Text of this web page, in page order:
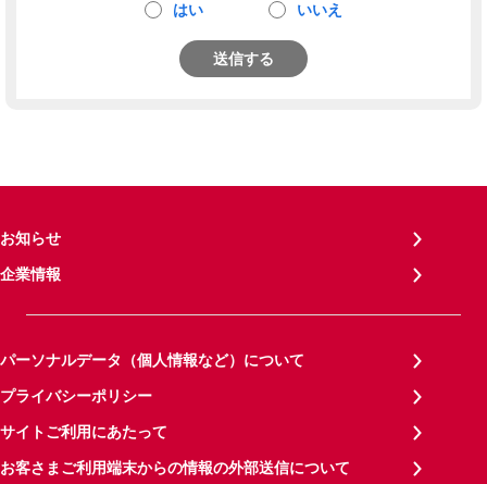
はい いいえ
送信する
お知らせ
企業情報
パーソナルデータ（個人情報など）について
プライバシーポリシー
サイトご利用にあたって
お客さまご利用端末からの情報の外部送信について